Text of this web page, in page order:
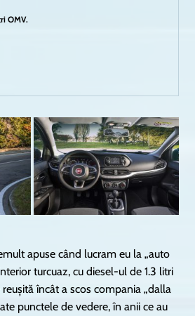
OMV.
apuse când lucram eu la „auto
turcuaz, cu diesel-ul de 1.3 litri
încât a scos compania „dalla
punctele de vedere, în anii ce au